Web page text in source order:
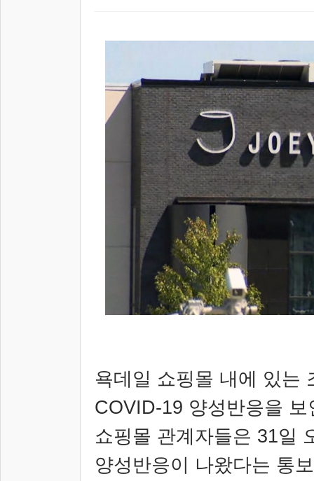
욕데일 쇼핑몰 내에 있는
COVID-19 양성반응을
쇼핑몰 관계자들은 31일
양성반응이 나왔다는 통